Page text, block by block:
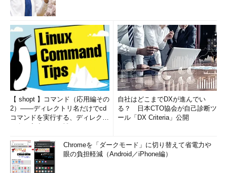
【 shopt 】コマンド（応用編その
2）――ディレクトリ名だけでcd
コマンドを実行する、ディレクト
自社はどこまでDXが進んでい
る？ 日本CTO協会が自己診断ツ
ール「DX Criteria」公開
Chromeを「ダークモード」に切り替えて省電力や
眼の負担軽減（Android／iPhone編）